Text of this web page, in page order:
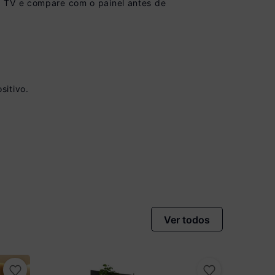
no Boleto
e compare com o painel antes de
Ver todos